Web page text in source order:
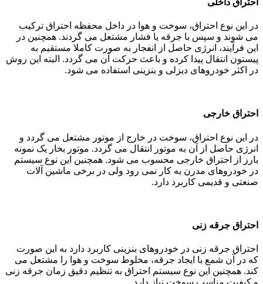
در این نوع احتراق، سوخت و هوا در داخل محفظه احتراق ترکیب
می شوند و سپس با جرقه یا فشار مشتعل می گردند. همچنین در
این فرآیند، انرژی حاصل از انفجار به صورت کاملا مستقیم به
پیستون انتقال پیدا کرده و باعث حرکت آن می گردد. البته این روش
در اکثر خودروهای دیزلی و بنزینی استفاده می شود.
احتراق خارجی
در این نوع احتراق، سوخت در خارج از موتور مشتعل می گردد و
انرژی حاصل از آن به موتور انتقال می گردد. موتور بخار یک نمونه
بارز از احتراق خارجی محسوب می شود. همچنین این نوع سیستم
در خودروهای مدرن به کار نمی رود ولی در برخی ماشین آلات
صنعتی و قدیمی کاربرد دارد.
احتراق جرقه زنی
احتراق جرقه زنی در خودروهای بنزینی کاربرد دارد به این صورت
که در آن شمع با ایجاد جرقه، مخلوط سوخت و هوا را مشتعل می
کند. همچنین این نوع سیستم احتراق به تنظیم دقیق زمان جرقه زنی
و کیفیت مناسب سوخت نیاز دارد.